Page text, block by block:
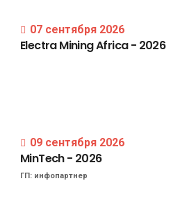
07 сентября 2026
ElectraMiningAfrica- 2026
09 сентября 2026
MinTech- 2026
ГП: инфопартнер